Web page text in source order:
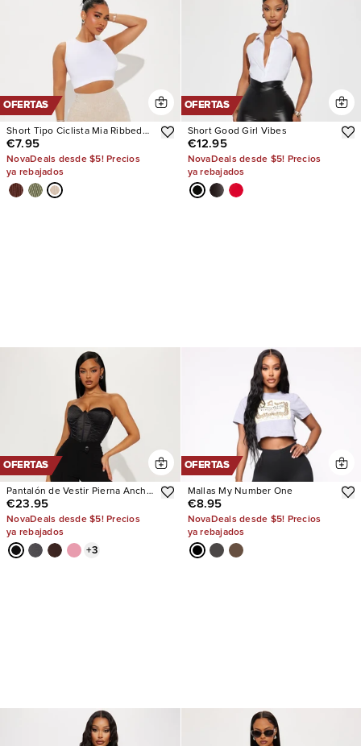
OFERTAS
Short Tipo Ciclista Mia Ribbed
Seamless
€7.95
NovaDeals desde $5! Precios
ya rebajados
OFERTAS
Short Good Girl Vibes
€12.95
NovaDeals desde $5! Precios
ya rebajados
OFERTAS
Pantalón de Vestir Pierna Ancha
Tall Call It
€23.95
NovaDeals desde $5! Precios
ya rebajados
+3
OFERTAS
Mallas My Number One
€8.95
NovaDeals desde $5! Precios
ya rebajados